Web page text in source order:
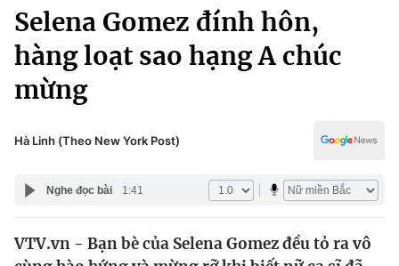
Chuyên mục
Chính trị
Xã hội
Pháp luật
Y tế
Thế giới
Kinh tế
Thể thao
Truyền hình
Văn hóa - Giải trí
Y tế
Công nghệ
Selena Gomez đính hôn,
hàng loạt sao hạng A chúc
mừng
Hà Linh (Theo New York Post)
Nghe đọc bài 1:41
VTV.vn - Bạn bè của Selena Gomez đều tỏ ra vô